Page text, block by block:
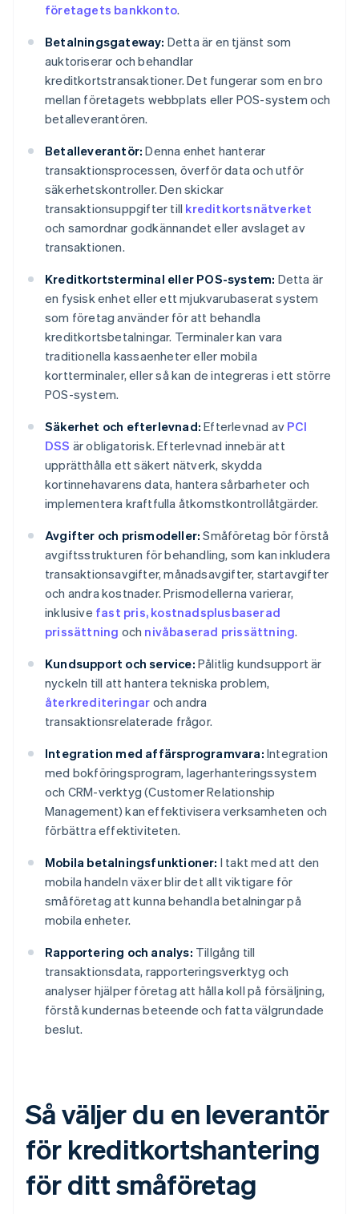
företagets bankkonto.
Betalningsgateway: Detta är en tjänst som
auktoriserar och behandlar
kreditkortstransaktioner. Det fungerar som en bro
mellan företagets webbplats eller POS-system och
betalleverantören.
Betalleverantör: Denna enhet hanterar
transaktionsprocessen, överför data och utför
säkerhetskontroller. Den skickar
transaktionsuppgifter till kreditkortsnätverket
och samordnar godkännandet eller avslaget av
transaktionen.
Kreditkortsterminal eller POS-system: Detta är
en fysisk enhet eller ett mjukvarubaserat system
som företag använder för att behandla
kreditkortsbetalningar. Terminaler kan vara
traditionella kassaenheter eller mobila
kortterminaler, eller så kan de integreras i ett större
POS-system.
Säkerhet och efterlevnad: Efterlevnad av PCI
DSS är obligatorisk. Efterlevnad innebär att
upprätthålla ett säkert nätverk, skydda
kortinnehavarens data, hantera sårbarheter och
implementera kraftfulla åtkomstkontrollåtgärder.
Avgifter och prismodeller: Småföretag bör förstå
avgiftsstrukturen för behandling, som kan inkludera
transaktionsavgifter, månadsavgifter, startavgifter
och andra kostnader. Prismodellerna varierar,
inklusive fast pris, kostnadsplusbaserad
prissättning och nivåbaserad prissättning.
Kundsupport och service: Pålitlig kundsupport är
nyckeln till att hantera tekniska problem,
återkrediteringar och andra
transaktionsrelaterade frågor.
Integration med affärsprogramvara: Integration
med bokföringsprogram, lagerhanteringssystem
och CRM-verktyg (Customer Relationship
Management) kan effektivisera verksamheten och
förbättra effektiviteten.
Mobila betalningsfunktioner: I takt med att den
mobila handeln växer blir det allt viktigare för
småföretag att kunna behandla betalningar på
mobila enheter.
Rapportering och analys: Tillgång till
transaktionsdata, rapporteringsverktyg och
analyser hjälper företag att hålla koll på försäljning,
förstå kundernas beteende och fatta välgrundade
beslut.
Så väljer du en leverantör
för kreditkortshantering
för ditt småföretag